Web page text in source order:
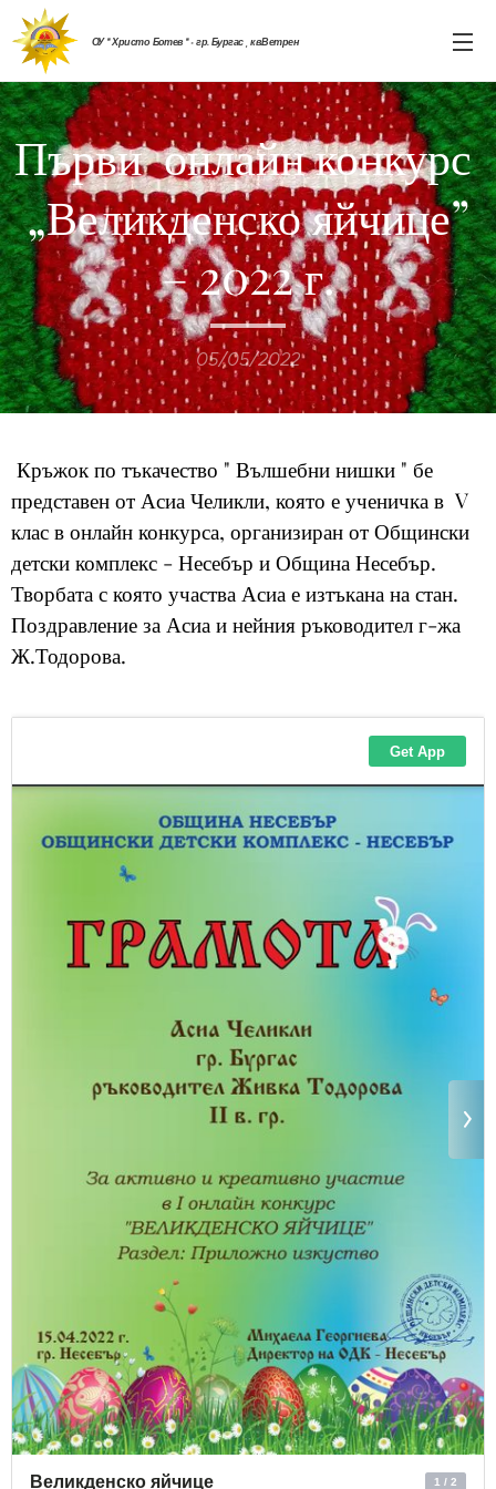
ОУ " Христо Ботев " - гр. Бургас , кв.Ветрен
Първи онлайн конкурс
„Великденско яйчице”
– 2022 г.
05/05/2022
Кръжок по тъкачество " Вълшебни нишки " бе
представен от Асиа Челикли, която е ученичка в V
клас в онлайн конкурса, организиран от Общински
детски комплекс - Несебър и Община Несебър.
Творбата с която участва Асиа е изтъкана на стан.
Поздравление за Асиа и нейния ръководител г-жа
Ж.Тодорова.